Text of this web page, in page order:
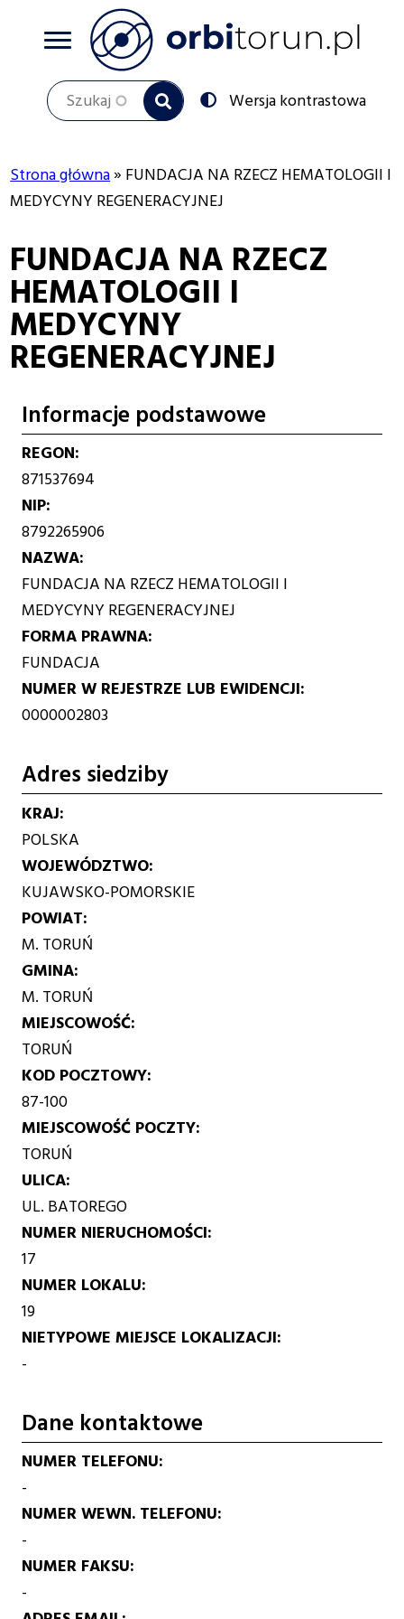
Szukaj
Przełącz
na:
Wersja kontrastowa
Ścieżka
nawigacyjna
Strona główna
FUNDACJA NA RZECZ HEMATOLOGII I
MEDYCYNY REGENERACYJNEJ
FUNDACJA NA RZECZ
HEMATOLOGII I
MEDYCYNY
REGENERACYJNEJ
Informacje podstawowe
REGON
871537694
NIP
8792265906
NAZWA
FUNDACJA NA RZECZ HEMATOLOGII I
MEDYCYNY REGENERACYJNEJ
FORMA PRAWNA
FUNDACJA
NUMER W REJESTRZE LUB EWIDENCJI
0000002803
Adres siedziby
KRAJ
POLSKA
WOJEWÓDZTWO
KUJAWSKO-POMORSKIE
POWIAT
M. TORUŃ
GMINA
M. TORUŃ
MIEJSCOWOŚĆ
TORUŃ
KOD POCZTOWY
87-100
MIEJSCOWOŚĆ POCZTY
TORUŃ
ULICA
UL. BATOREGO
NUMER NIERUCHOMOŚCI
17
NUMER LOKALU
19
NIETYPOWE MIEJSCE LOKALIZACJI
-
Dane kontaktowe
NUMER TELEFONU
-
NUMER WEWN. TELEFONU
-
NUMER FAKSU
-